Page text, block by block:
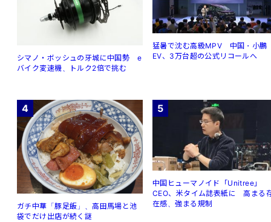
シマノ・ボッシュの牙城に中国勢 e
バイク変速機、トルク2倍で挑む
猛暑で沈む高級MPV 中国・小鵬
EV、3万台超の公式リコールへ
4
ガチ中華「豚足飯」、高田馬場と池
袋でだけ出店が続く謎
5
中国ヒューマノイド「Unitree」
CEO、米タイム誌表紙に 高まる
在感、強まる規制